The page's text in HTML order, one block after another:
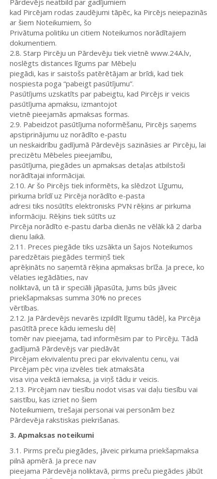
kad Pircējam rodas zaudējumi tāpēc, ka Pircējs neiepazinās
ar šiem Noteikumiem, šo
Privātuma politiku un citiem Noteikumos norādītajiem
dokumentiem.
2.8. Starp Pircēju un Pārdevēju tiek vietnē www.24A.lv,
noslēgts distances līgums par Mēbeļu
piegādi, kas ir saistošs patērētājam ar brīdi, kad tiek
nospiesta poga “pabeigt pasūtījumu”.
Pasūtījums uzskatīts par pabeigtu, kad Pircējs ir veicis
pasūtījuma apmaksu, izmantojot
vietnē pieejamās apmaksas formas.
2.9. Pabeidzot pasūtījuma noformēšanu, Pircējs saņems
apstiprinājumu uz norādīto e-pastu
un neskaidrību gadījumā Pārdevējs sazināsies ar Pircēju, lai
precizētu Mēbeles pieejamību,
pasūtījuma, piegādes un apmaksas detaļas atbilstoši
norādītajai informācijai.
2.10. Ar šo Pircējs tiek informēts, ka slēdzot Līgumu,
pirkuma brīdī uz Pircēja norādīto e-pasta
adresi tiks nosūtīts elektronisks PVN rēķins ar pirkuma
informāciju. Rēķins tiek sūtīts uz
Pircēja norādīto e-pastu darba dienās ne vēlāk kā 2 darba
dienu laikā.
2.11. Preces piegāde tiks uzsākta un šajos Noteikumos
paredzētais piegādes termiņš tiek
aprēķināts no saņemtā rēķina apmaksas brīža. Ja prece, ko
vēlaties iegādāties, nav
noliktavā, un tā ir speciāli jāpasūta, Jums būs jāveic
priekšapmaksas summa 30% no preces
vērtības.
2.12. Ja Pārdevējs nevarēs izpildīt līgumu tādēļ, ka Pircēja
pasūtītā prece kādu iemeslu dēļ
tomēr nav pieejama, tad informēsim par to Pircēju. Tādā
gadījumā Pārdevējs var piedāvāt
Pircējam ekvivalentu preci par ekvivalentu cenu, vai
Pircējam pēc viņa izvēles tiek atmaksāta
visa viņa veiktā iemaksa, ja viņš tādu ir veicis.
2.13. Pircējam nav tiesību nodot visas vai daļu tiesību vai
saistību, kas izriet no šiem
Noteikumiem, trešajai personai vai personām bez
Pārdevēja rakstiskas piekrišanas.
3. Apmaksas noteikumi
3.1. Pirms preču piegādes, jāveic pirkuma priekšapmaksa
pilnā apmērā. Ja prece nav
pieejama Pārdevēja noliktavā, pirms preču piegādes jābūt